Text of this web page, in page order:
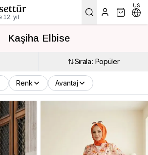
12. yıl
US
Kaşiha Elbise
Sırala: Popüler
Renk Avantaj